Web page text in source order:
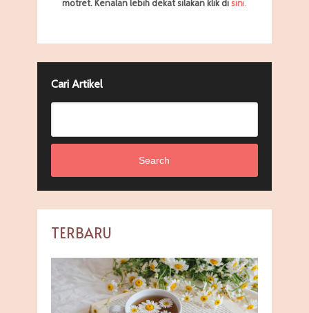
motret. Kenalan lebih dekat silakan klik disini
Cari Artikel
Search
TERBARU